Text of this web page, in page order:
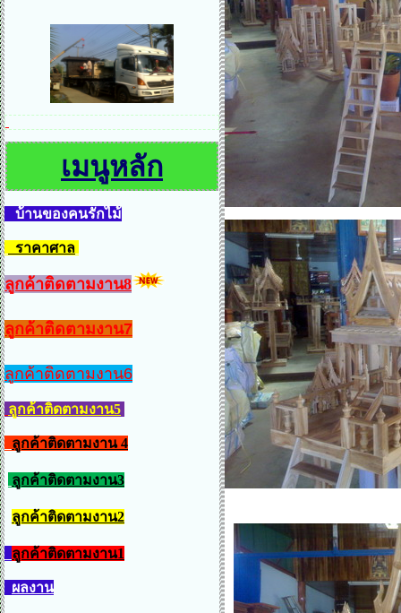
เมนูหลัก
บ้านของคนรักไม้
ราคาศาล
ลูกค้าติดตามงาน8
ลูกค้าติดตามงาน7
ลูกค้าติดตามงาน6
ลูกค้าติดตามงาน5
ลูกค้าติดตามงาน 4
ลูกค้าติดตามงาน3
ลูกค้าติดตามงาน2
ลูกค้าติดตามงาน1
ผลงาน